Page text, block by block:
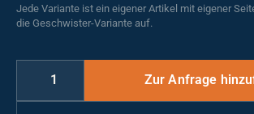
Jede Variante ist ein eigener Artikel mit eigener
die Geschwister-Variante auf.